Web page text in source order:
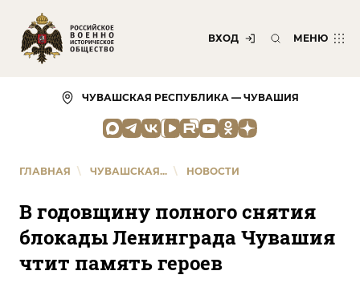
ВХОД МЕНЮ
ЧУВАШСКАЯ РЕСПУБЛИКА — ЧУВАШИЯ
ГЛАВНАЯ \ ЧУВАШСКАЯ... \ НОВОСТИ
В годовщину полного снятия
блокады Ленинграда Чувашия
чтит память героев